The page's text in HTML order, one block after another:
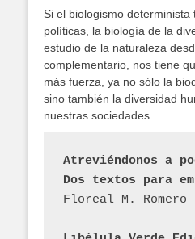
Si el biologismo
políticas, la biología de la
estudio de la naturaleza
complementario, nos tiene
más fuerza, ya no sólo la
sino también la diversidad
nuestras sociedades.
Atreviéndonos a
Dos textos para
Floreal M. Romero